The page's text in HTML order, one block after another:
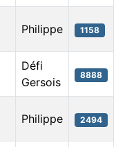
Philippe 1158
Défi
Gersois
8888
Philippe 2494